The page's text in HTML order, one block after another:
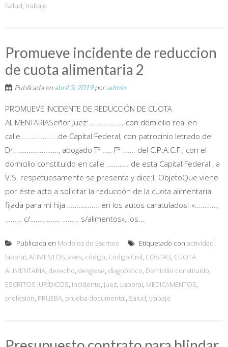
Salud, trabajo
Promueve incidente de reduccion
de cuota alimentaria 2
Publicada en abril 3, 2019poradmin
PROMUEVE INCIDENTE DE REDUCCIÓN DE CUOTA
ALIMENTARIASeñor Juez:………………, con domicilio real en
calle………………..de Capital Federal, con patrocinio letrado del
Dr. …………………., abogado Tº ….. Fº ……. del C.P.A.C.F., con el
domicilio constituido en calle ………… de esta Capital Federal , a
V.S. respetuosamente se presenta y dice:I. ObjetoQue viene
por éste acto a solicitar la reducción de la cuota alimentaria
fijada para mi hija …………….. en los autos caratulados: «…………,
……… c/……., ……. ……… s/alimentos», los...
Publicada en Modelos de Escritos Etiquetado con actividad
laboral, ALIMENTOS, aves, código, Código Civil, COSTAS, CUOTA
ALIMENTARIA, derecho, desglose, diagnóstico, Domicilio constituido,
ESCRITOS JURÍDICOS, Incidente, juez, Laboral, MEDICAMENTOS,
profesión, PRUEBA, prueba documental, Salud, trabajo